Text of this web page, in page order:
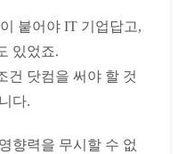
붙어야 IT 기업답고,
있었죠.
건 닷컴을 써야 할 것
다.
향력을 무시할 수 없